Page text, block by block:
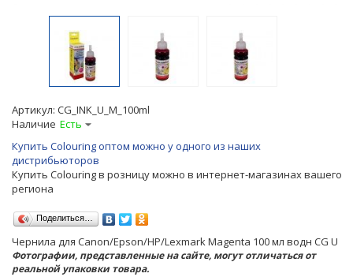
Артикул: CG_INK_U_M_100ml
Наличие Есть
Купить Colouring оптом можно у одного из наших
дистрибьюторов
Купить Colouring в розницу можно в интернет-магазинах вашего
региона
Поделиться…
Чернила для Canon/Epson/HP/Lexmark Magenta 100 мл водн CG U
Фотографии, представленные на сайте, могут отличаться от
реальной упаковки товара.